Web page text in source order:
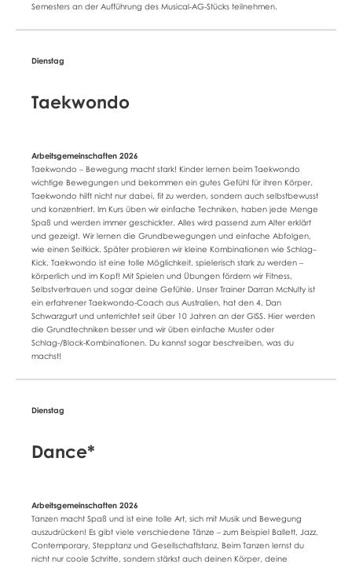
Semesters an der Aufführung des Musical-AG-Stücks teilnehmen.
Taekwondo
Taekwondo – Bewegung macht stark! Kinder lernen beim Taekwondo
wichtige Bewegungen und bekommen ein gutes Gefühl für ihren Körper.
Taekwondo hilft nicht nur dabei, fit zu werden, sondern auch selbstbewusst
und konzentriert. Im Kurs üben wir einfache Techniken, haben jede Menge
Spaß und werden immer geschickter. Alles wird passend zum Alter erklärt
und gezeigt. Wir lernen die Grundbewegungen und einfache Abfolgen,
wie einen Seitkick. Später probieren wir kleine Kombinationen wie Schlag–
Kick. Taekwondo ist eine tolle Möglichkeit, spielerisch stark zu werden –
körperlich und im Kopf! Mit Spielen und Übungen fördern wir Fitness,
Selbstvertrauen und sogar deine Gefühle. Unser Trainer Darran McNulty ist
ein erfahrener Taekwondo-Coach aus Australien, hat den 4. Dan
Schwarzgurt und unterrichtet seit über 10 Jahren an der GISS. Hier werden
die Grundtechniken besser und wir üben einfache Muster oder
Schlag-/Block-Kombinationen. Du kannst sogar beschreiben, was du
machst!
Dance*
Tanzen macht Spaß und ist eine tolle Art, sich mit Musik und Bewegung
auszudrücken! Es gibt viele verschiedene Tänze – zum Beispiel Ballett, Jazz,
Contemporary, Stepptanz und Gesellschaftstanz. Beim Tanzen lernst du
nicht nur coole Schritte, sondern stärkst auch deinen Körper, deine